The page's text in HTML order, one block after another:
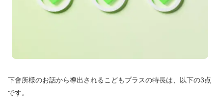
下會所様のお話から導出されるこどもプラスの特長は、以下の3点
です。